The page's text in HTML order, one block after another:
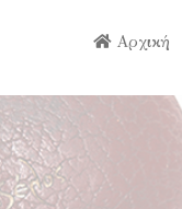
Αρχική